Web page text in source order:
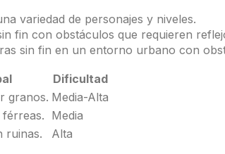
variedad de personajes y niveles.
fin con obstáculos que requieren
sin fin en un entorno urbano con
Dificultad
granos. Media-Alta
Media
ruinas. Alta